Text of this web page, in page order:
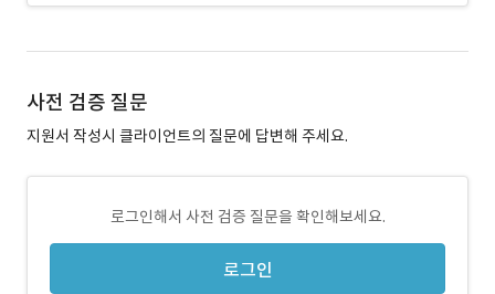
사전 검증 질문
지원서 작성시 클라이언트의 질문에 답변해 주세요.
로그인해서 사전 검증 질문을 확인해보세요.
로그인